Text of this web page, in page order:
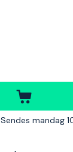
Sendes mandag